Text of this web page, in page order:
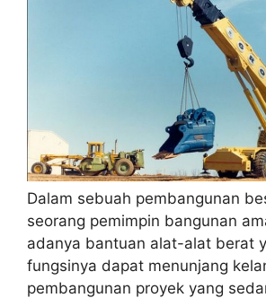
Dalam sebuah pembangunan
seorang pemimpin bangunan
adanya bantuan alat-alat berat
fungsinya dapat menunjang
pembangunan proyek yang